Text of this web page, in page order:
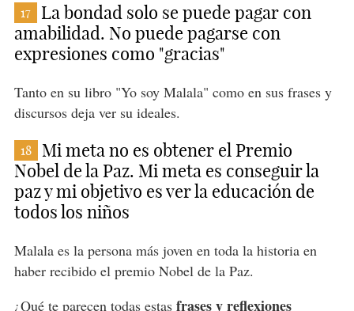
17
La bondad solo se puede pagar con
amabilidad. No puede pagarse con
expresiones como "gracias"
Tanto en su libro "Yo soy Malala" como en sus frases y
discursos deja ver su ideales.
18
Mi meta no es obtener el Premio
Nobel de la Paz. Mi meta es conseguir la
paz y mi objetivo es ver la educación de
todos los niños
Malala es la persona más joven en toda la historia en
haber recibido el premio Nobel de la Paz.
¿Qué te parecen todas estas frases y reflexiones